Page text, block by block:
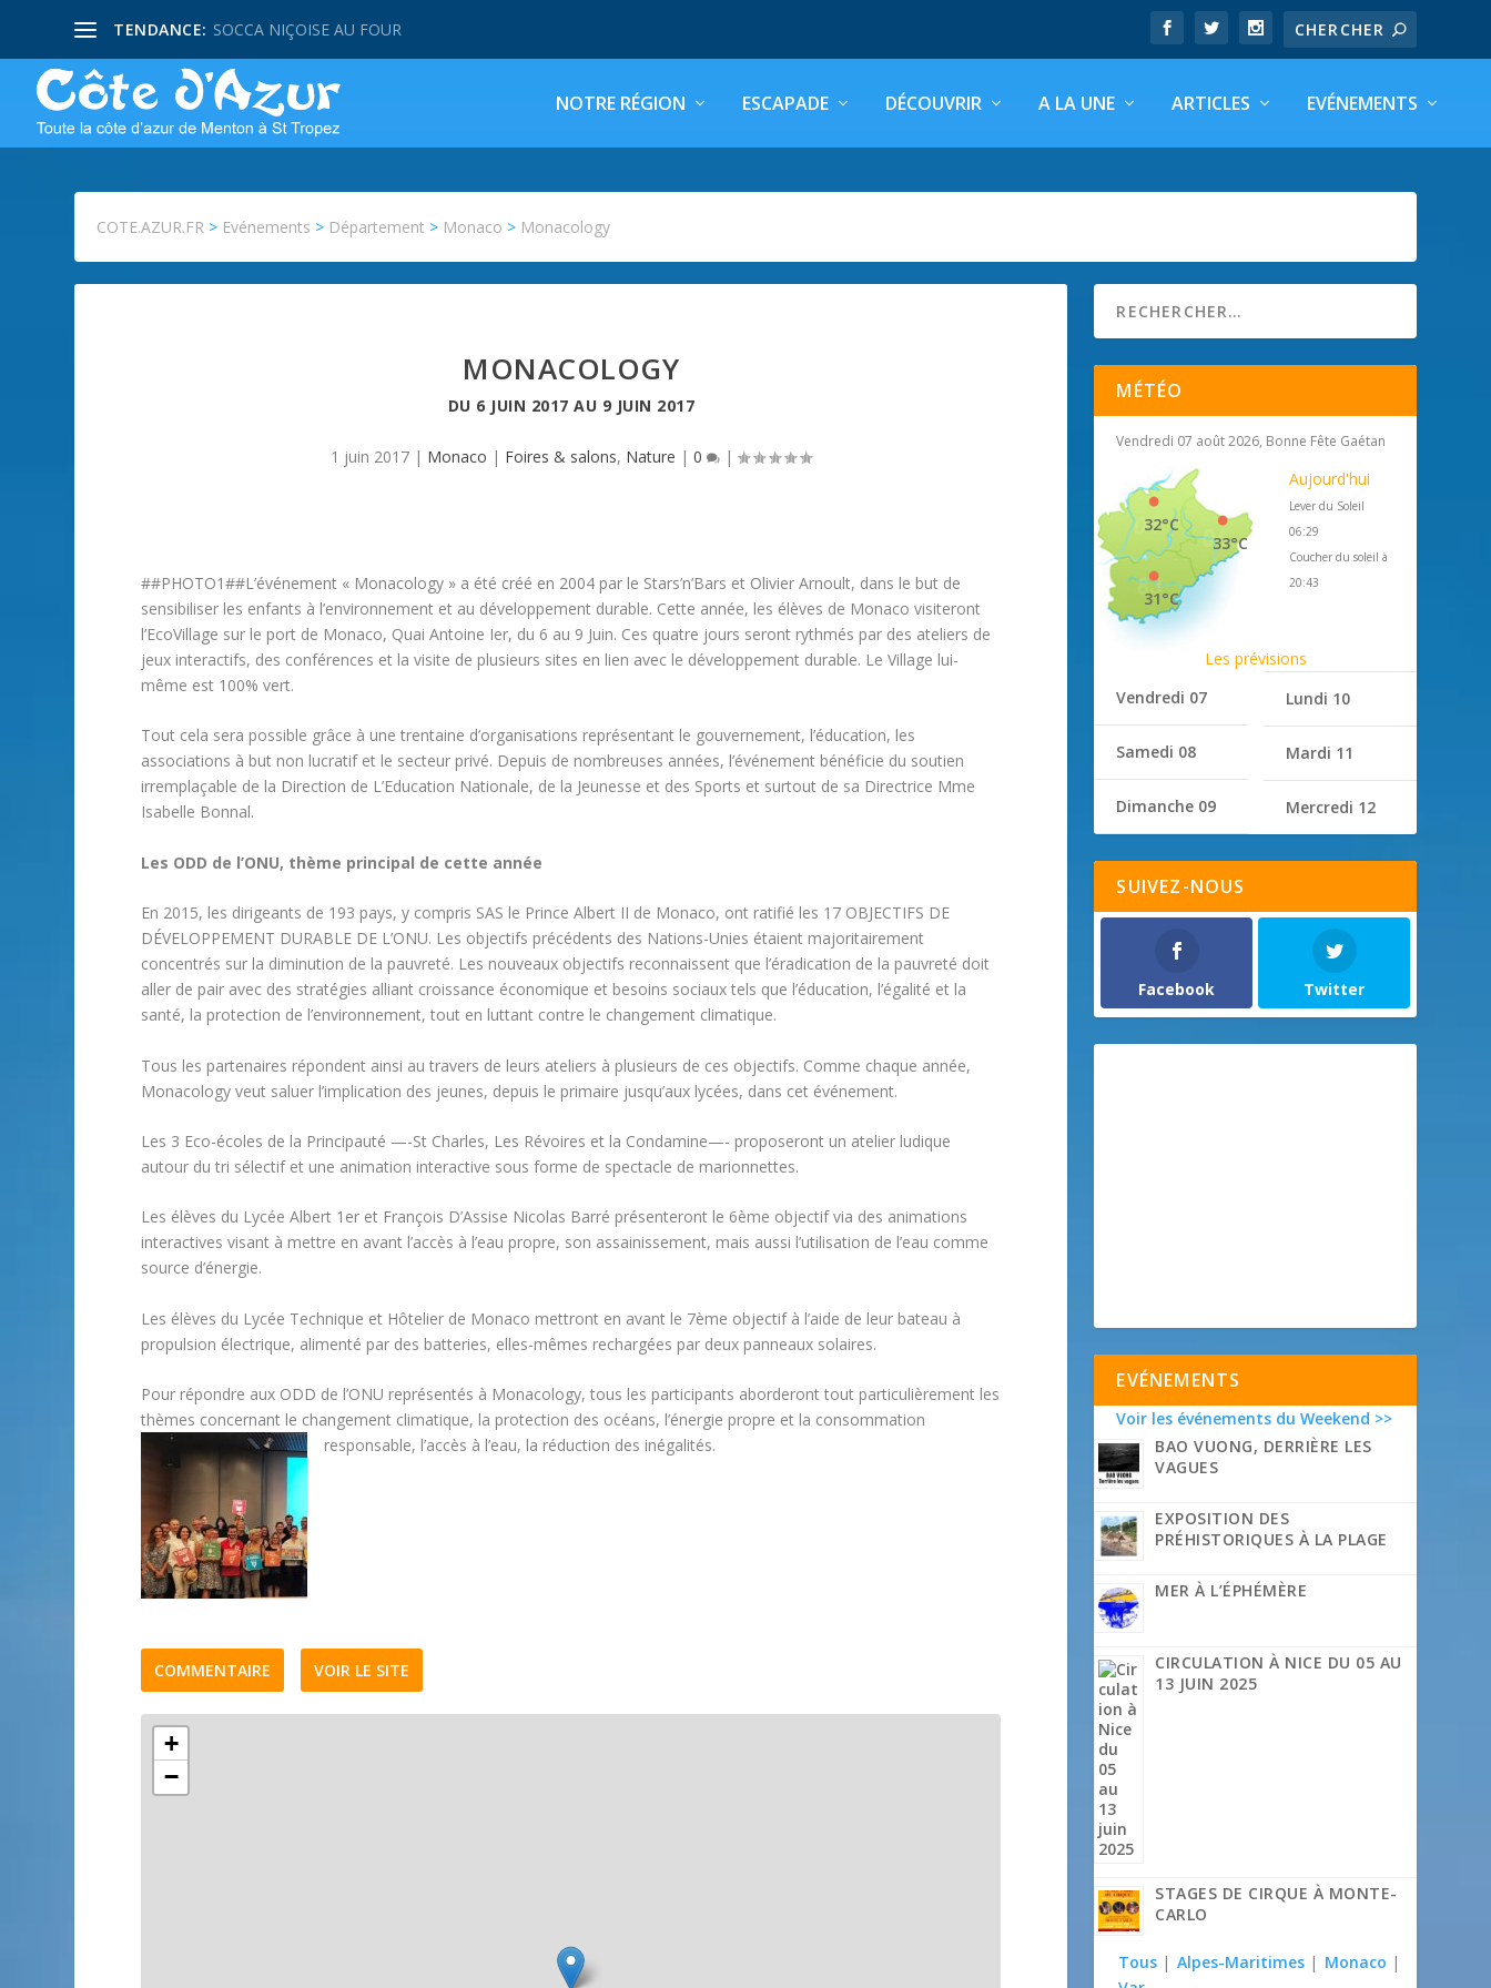
TENDANCE: SOCCA NIÇOISE AU FOUR
NOTRE RÉGION ESCAPADE DÉCOUVRIR A LA UNE ARTICLES EVÉNEMENTS
COTE.AZUR.FR > Evénements > Département > Monaco > Monacology
MONACOLOGY
DU 6 JUIN 2017 AU 9 JUIN 2017
1 juin 2017 | Monaco | Foires & salons, Nature |0 |
##PHOTO1##L’événement « Monacology » a été créé en 2004 par le Stars’n’Bars et Olivier Arnoult, dans le but de
sensibiliser les enfants à l’environnement et au développement durable. Cette année, les élèves de Monaco visiteront
l’EcoVillage sur le port de Monaco, Quai Antoine Ier, du 6 au 9 Juin. Ces quatre jours seront rythmés par des ateliers de
jeux interactifs, des conférences et la visite de plusieurs sites en lien avec le développement durable. Le Village lui-
même est 100% vert.
Tout cela sera possible grâce à une trentaine d’organisations représentant le gouvernement, l’éducation, les
associations à but non lucratif et le secteur privé. Depuis de nombreuses années, l’événement bénéficie du soutien
irremplaçable de la Direction de L’Education Nationale, de la Jeunesse et des Sports et surtout de sa Directrice Mme
Isabelle Bonnal.
Les ODD de l’ONU, thème principal de cette année
En 2015, les dirigeants de 193 pays, y compris SAS le Prince Albert II de Monaco, ont ratifié les 17 OBJECTIFS DE
DÉVELOPPEMENT DURABLE DE L’ONU. Les objectifs précédents des Nations-Unies étaient majoritairement
concentrés sur la diminution de la pauvreté. Les nouveaux objectifs reconnaissent que l’éradication de la pauvreté doit
aller de pair avec des stratégies alliant croissance économique et besoins sociaux tels que l’éducation, l’égalité et la
santé, la protection de l’environnement, tout en luttant contre le changement climatique.
Tous les partenaires répondent ainsi au travers de leurs ateliers à plusieurs de ces objectifs. Comme chaque année,
Monacology veut saluer l’implication des jeunes, depuis le primaire jusqu’aux lycées, dans cet événement.
Les 3 Eco-écoles de la Principauté —-St Charles, Les Révoires et la Condamine—- proposeront un atelier ludique
autour du tri sélectif et une animation interactive sous forme de spectacle de marionnettes.
Les élèves du Lycée Albert 1er et François D’Assise Nicolas Barré présenteront le 6ème objectif via des animations
interactives visant à mettre en avant l’accès à l’eau propre, son assainissement, mais aussi l’utilisation de l’eau comme
source d’énergie.
Les élèves du Lycée Technique et Hôtelier de Monaco mettront en avant le 7ème objectif à l’aide de leur bateau à
propulsion électrique, alimenté par des batteries, elles-mêmes rechargées par deux panneaux solaires.
Pour répondre aux ODD de l’ONU représentés à Monacology, tous les participants aborderont tout particulièrement les
thèmes concernant le changement climatique, la protection des océans, l’énergie propre et la consommation
responsable, l’accès à l’eau, la réduction des inégalités.
COMMENTAIRE VOIR LE SITE
+
−
MÉTÉO
Vendredi 07 août 2026, Bonne Fête Gaétan
33°C
32°C
31°C
Aujourd'hui
Lever du Soleil
06:29
Coucher du soleil à
20:43
Les prévisions
Vendredi 07
Samedi 08
Dimanche 09
Lundi 10
Mardi 11
Mercredi 12
SUIVEZ-NOUS
Facebook Twitter
EVÉNEMENTS
Voir les événements du Weekend >>
BAO VUONG, DERRIÈRE LES
VAGUES
EXPOSITION DES
PRÉHISTORIQUES À LA PLAGE
MER À L’ÉPHÉMÈRE
CIRCULATION À NICE DU 05 AU
13 JUIN 2025
STAGES DE CIRQUE À MONTE-
CARLO
Tous | Alpes-Maritimes | Monaco |